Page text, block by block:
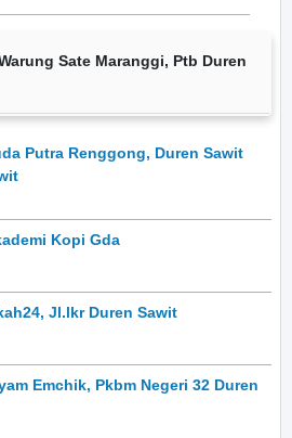
Sate Maranggi, Ptb Duren
Putra Renggong, Duren Sawit
Kopi Gda
Jl.lkr Duren Sawit
Emchik, Pkbm Negeri 32 Duren